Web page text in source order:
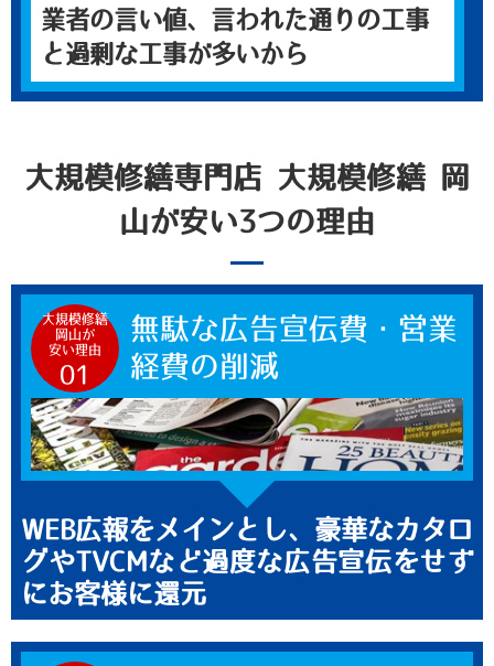
業者の言い値、言われた通りの工事
と過剰な工事が多いから
大規模修繕専門店 大規模修繕 岡
山が安い3つの理由
大規模修繕
岡山が
安い理由
01
無駄な広告宣伝費・営業
経費の削減
WEB広報をメインとし、豪華なカタロ
グやTVCMなど過度な広告宣伝をせず
にお客様に還元